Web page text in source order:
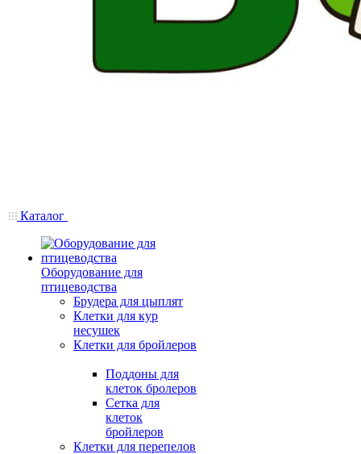
Каталог
Оборудование для
птицеводства
Брудера для цыплят
Клетки для кур
несушек
Клетки для бройлеров
Поддоны для
клеток бролеров
Сетка для
клеток
бройлеров
Клетки для перепелов